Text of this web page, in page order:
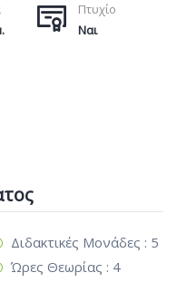
Πτυχίο
Ναι
Διδακτικές Μονάδες : 5
Ώρες Θεωρίας : 4